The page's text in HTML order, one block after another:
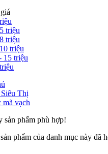
triệu
triệu
triệu
15 triệu
Thị
mã vạch
sản phẩm phù hợp!
phẩm của danh mục này đã